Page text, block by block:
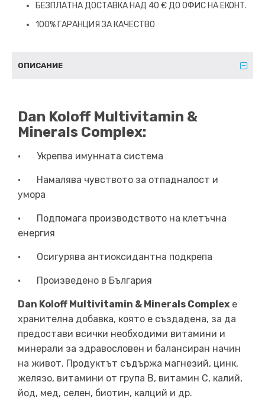
БЕЗПЛАТНА ДОСТАВКА НАД 40 € ДО ОФИС НА ЕКОНТ.
100% ГАРАНЦИЯ ЗА КАЧЕСТВО
ОПИСАНИЕ
Dan Koloff Multivitamin &
Minerals Complex:
• Укрепва имунната система
•
Намалява чувството за отпадналост и
умора
•
Подпомага производството на клетъчна
енергия
• Осигурява антиоксидантна подкрепа
• Произведено в България
Dan Koloff Multivitamin & Minerals Complex е
хранителна добавка, която е създадена, за да
предостави всички необходими витамини и
минерали за здравословен и балансиран начин
на живот. Продуктът съдържа магнезий, цинк,
желязо, витамини от група В, витамин С, калий,
йод, мед, селен, биотин, калций и др.